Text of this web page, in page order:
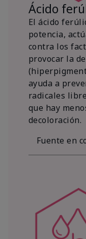
Ácido
El ácido
potencia,
contra los
provocar la
ayuda a
radicales
que hay
decoloración.
Fuente en